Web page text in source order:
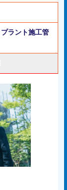
プラント施工管